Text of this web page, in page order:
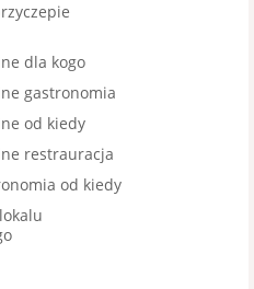
dla kogo
gastronomia
od kiedy
restrauracja
od kiedy